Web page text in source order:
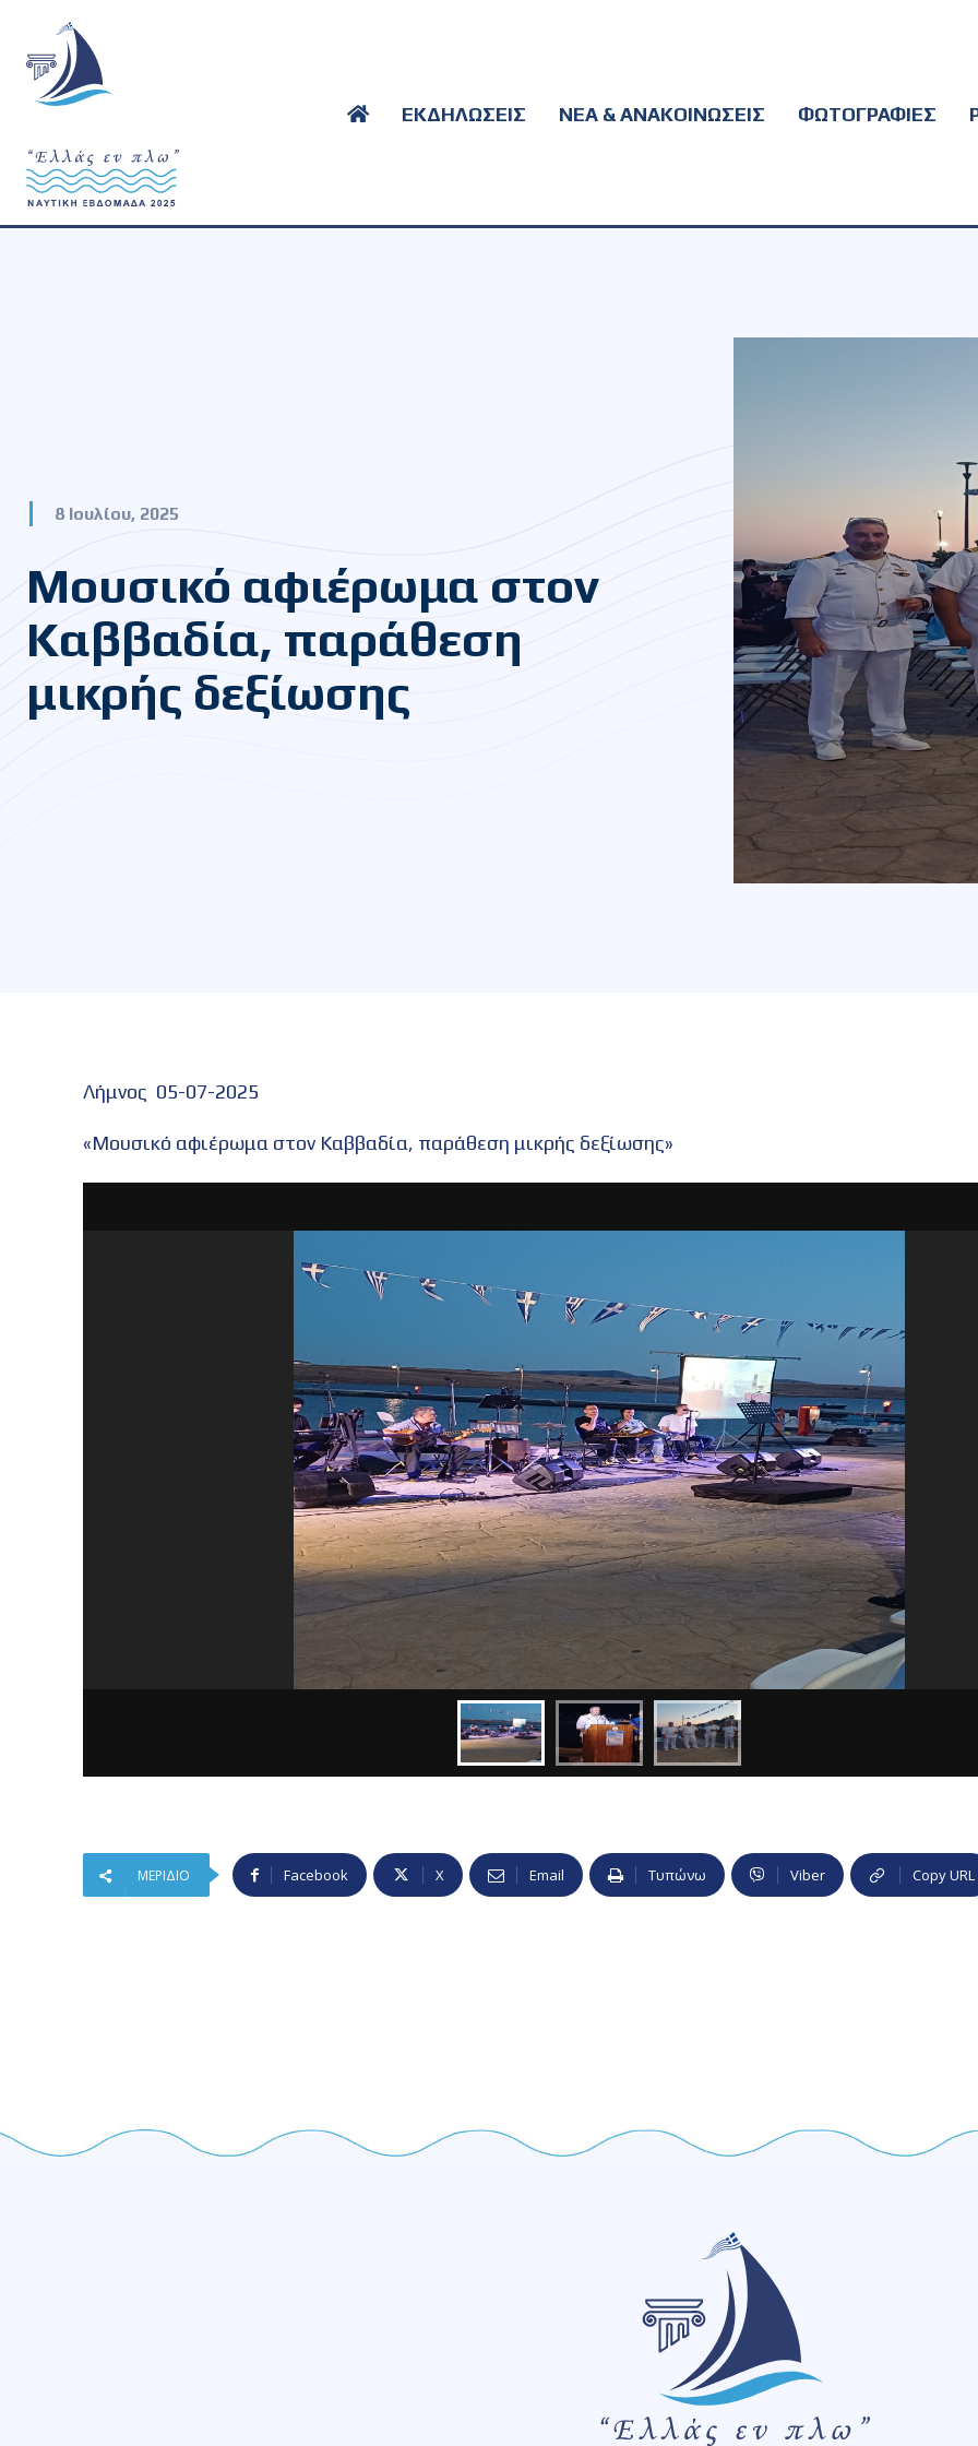
ΕΚΔΗΛΩΣΕΙΣ ΝΕΑ & ΑΝΑΚΟΙΝΩΣΕΙΣ ΦΩΤΟΓΡΑΦΙΕΣ
8 Ιουλίου, 2025
Μουσικό αφιέρωμα στον
Καββαδία, παράθεση
μικρής δεξίωσης
Λήμνος 05-07-2025
«Μουσικό αφιέρωμα στον Καββαδία, παράθεση μικρής δεξίωσης»
ΜΕΡΊΔΙΟ Facebook X Email Τυπώνω Viber Copy URL